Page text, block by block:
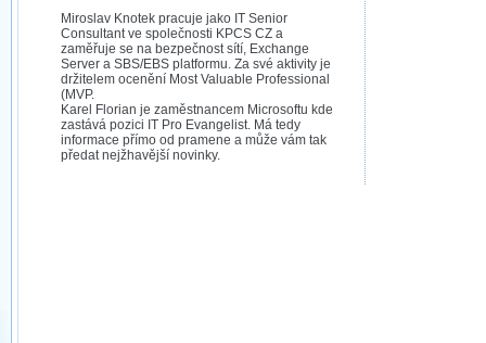
Miroslav Knotek pracuje jako IT Senior
Consultant ve společnosti KPCS CZ a
zaměřuje se na bezpečnost sítí, Exchange
Server a SBS/EBS platformu. Za své aktivity je
držitelem ocenění Most Valuable Professional
(MVP.
Karel Florian je zaměstnancem Microsoftu kde
zastává pozici IT Pro Evangelist. Má tedy
informace přímo od pramene a může vám tak
předat nejžhavější novinky.